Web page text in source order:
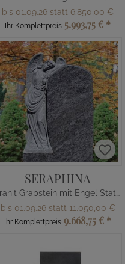
bis 01.09.26 statt 6.850,00 €
Ihr Komplettpreis 5.993,75 € *
SERAPHINA
Granit Grabstein mit Engel Statue
bis 01.09.26 statt11.050,00 €
Ihr Komplettpreis 9.668,75 € *